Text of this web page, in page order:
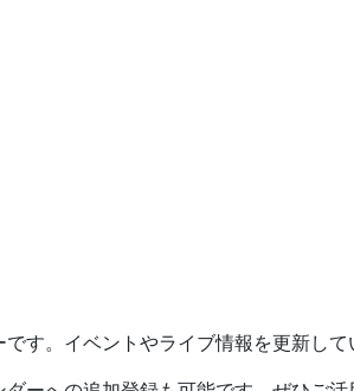
す。イベントやライブ情報を更新して